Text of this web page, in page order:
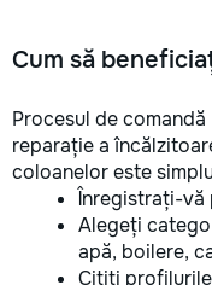
Cum să
Procesul de
reparație a
coloanelor este
Înregistrați-vă
Alegeți
apă, boilere,
Citiți